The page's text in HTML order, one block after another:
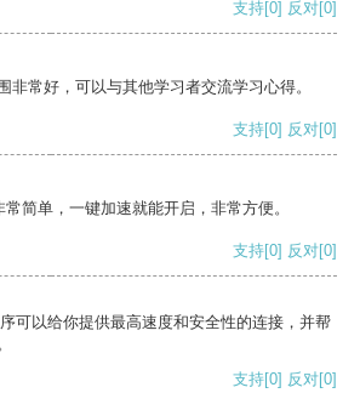
支持[0] 反对[0]
非常好，可以与其他学习者交流学习心得。
支持[0] 反对[0]
简单，一键加速就能开启，非常方便。
支持[0] 反对[0]
可以给你提供最高速度和安全性的连接，并帮
支持[0] 反对[0]